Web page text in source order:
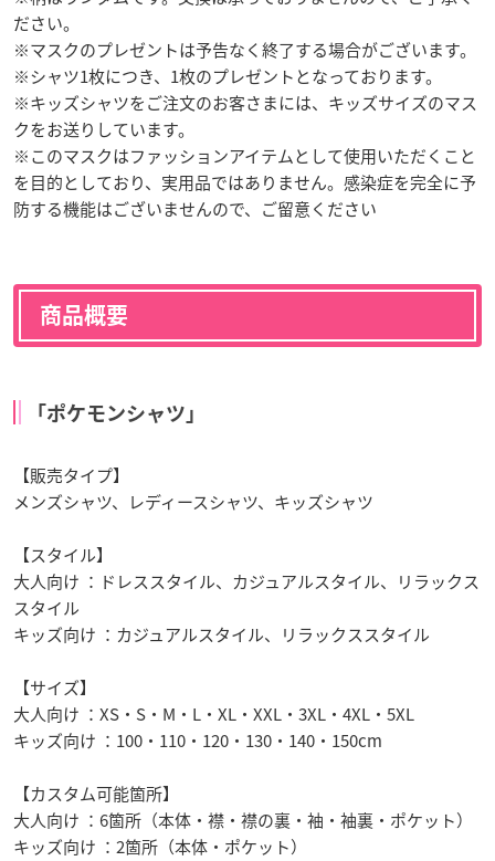
ださい。
※マスクのプレゼントは予告なく終了する場合がございます。
※シャツ1枚につき、1枚のプレゼントとなっております。
※キッズシャツをご注文のお客さまには、キッズサイズのマス
クをお送りしています。
※このマスクはファッションアイテムとして使用いただくこと
を目的としており、実用品ではありません。感染症を完全に予
防する機能はございませんので、ご留意ください
商品概要
「ポケモンシャツ」
【販売タイプ】
メンズシャツ、レディースシャツ、キッズシャツ
【スタイル】
大人向け ：ドレススタイル、カジュアルスタイル、リラックス
スタイル
キッズ向け ：カジュアルスタイル、リラックススタイル
【サイズ】
大人向け ：XS・S・M・L・XL・XXL・3XL・4XL・5XL
キッズ向け ：100・110・120・130・140・150cm
【カスタム可能箇所】
大人向け ：6箇所（本体・襟・襟の裏・袖・袖裏・ポケット）
キッズ向け ：2箇所（本体・ポケット）